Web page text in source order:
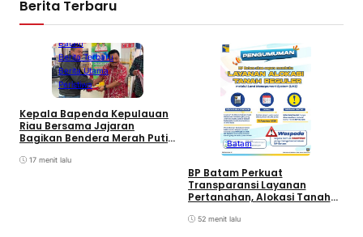
Berita Terbaru
Batam
Berita Terbaru
Berita Utama
Peristiwa
Kepala Bapenda Kepulauan
Riau Bersama Jajaran
Bagikan Bendera Merah Putih
Bermotor di Kantor Samsat
17 menit lalu
Batam
BP Batam Perkuat
Transparansi Layanan
Pertanahan, Alokasi Tanah
LMS52 menit lalu